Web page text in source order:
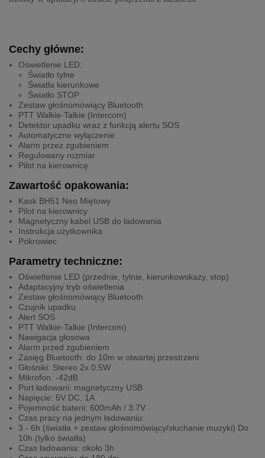
Cechy główne:
Oświetlenie LED:
Światło tylne
Światła kierunkowe
Światło STOP
Zestaw głośnomówiący Bluetooth
PTT Walkie-Talkie (Intercom)
Detektor upadku wraz z funkcją alertu SOS
Automatyczne wyłączenie
Alarm przez zgubieniem
Regulowany rozmiar
Pilot na kierownicę
Zawartość opakowania:
Kask BH51 Neo Miętowy
Pilot na kierownicy
Magnetyczny kabel USB do ładowania
Instrukcja użytkownika
Pokrowiec
Parametry techniczne:
Oświetlenie LED (przednie, tylnie, kierunkowskazy, stop)
Adaptacyjny tryb oświetlenia
Zestaw głośnomówiący Bluetooth
Czujnik upadku
Alert SOS
PTT Walkie-Talkie (Intercom)
Nawigacja głosowa
Alarm przed zgubieniem
Zasięg Bluetooth: do 10m w otwartej przestrzeni
Głośniki: Stereo 2x 0.5W
Mikrofon: -42dB
Port ładowani: magnetyczny USB
Napięcie: 5V DC, 1A
Pojemność baterii: 600mAh / 3.7V
Czas pracy na jednym ładowaniu:
3 - 6h (światła + zestaw głośnomówiący/słuchanie muzyki) Do
10h (tylko światła)
Czas ładowania: około 3h